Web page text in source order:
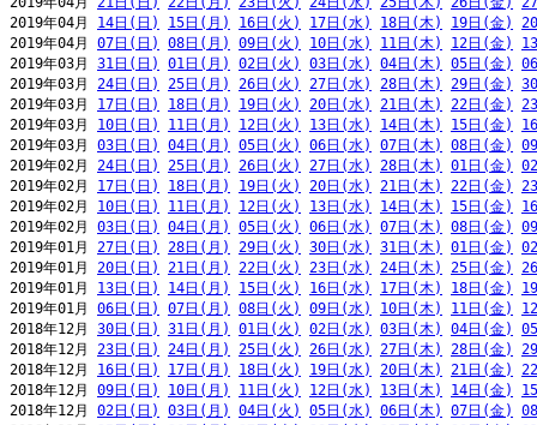
2019年04月 14日(日) 15日(月) 16日(火) 17日(水) 18日(木) 19日(金)
2019年04月 07日(日) 08日(月) 09日(火) 10日(水) 11日(木) 12日(金)
2019年03月 31日(日) 01日(月) 02日(火) 03日(水) 04日(木) 05日(金)
2019年03月 24日(日) 25日(月) 26日(火) 27日(水) 28日(木) 29日(金)
2019年03月 17日(日) 18日(月) 19日(火) 20日(水) 21日(木) 22日(金)
2019年03月 10日(日) 11日(月) 12日(火) 13日(水) 14日(木) 15日(金)
2019年03月 03日(日) 04日(月) 05日(火) 06日(水) 07日(木) 08日(金)
2019年02月 24日(日) 25日(月) 26日(火) 27日(水) 28日(木) 01日(金)
2019年02月 17日(日) 18日(月) 19日(火) 20日(水) 21日(木) 22日(金)
2019年02月 10日(日) 11日(月) 12日(火) 13日(水) 14日(木) 15日(金)
2019年02月 03日(日) 04日(月) 05日(火) 06日(水) 07日(木) 08日(金)
2019年01月 27日(日) 28日(月) 29日(火) 30日(水) 31日(木) 01日(金)
2019年01月 20日(日) 21日(月) 22日(火) 23日(水) 24日(木) 25日(金)
2019年01月 13日(日) 14日(月) 15日(火) 16日(水) 17日(木) 18日(金)
2019年01月 06日(日) 07日(月) 08日(火) 09日(水) 10日(木) 11日(金)
2018年12月 30日(日) 31日(月) 01日(火) 02日(水) 03日(木) 04日(金)
2018年12月 23日(日) 24日(月) 25日(火) 26日(水) 27日(木) 28日(金)
2018年12月 16日(日) 17日(月) 18日(火) 19日(水) 20日(木) 21日(金)
2018年12月 09日(日) 10日(月) 11日(火) 12日(水) 13日(木) 14日(金)
2018年12月 02日(日) 03日(月) 04日(火) 05日(水) 06日(木) 07日(金)